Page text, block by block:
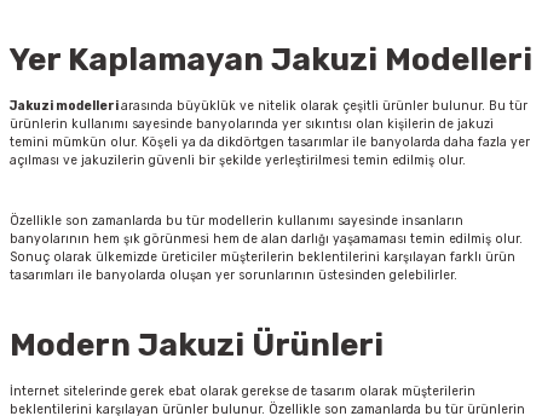
Yer Kaplamayan Jakuzi Modelleri
Jakuzi modelleriarasında büyüklük ve nitelik olarak çeşitli ürünler bulunur. Bu tür
ürünlerin kullanımı sayesinde banyolarında yer sıkıntısı olan kişilerin de jakuzi
temini mümkün olur. Köşeli ya da dikdörtgen tasarımlar ile banyolarda daha fazla yer
açılması ve jakuzilerin güvenli bir şekilde yerleştirilmesi temin edilmiş olur.
Özellikle son zamanlarda bu tür modellerin kullanımı sayesinde insanların
banyolarının hem şık görünmesi hem de alan darlığı yaşamaması temin edilmiş olur.
Sonuç olarak ülkemizde üreticiler müşterilerin beklentilerini karşılayan farklı ürün
tasarımları ile banyolarda oluşan yer sorunlarının üstesinden gelebilirler.
Modern Jakuzi Ürünleri
İnternet sitelerinde gerek ebat olarak gerekse de tasarım olarak müşterilerin
beklentilerini karşılayan ürünler bulunur. Özellikle son zamanlarda bu tür ürünlerin